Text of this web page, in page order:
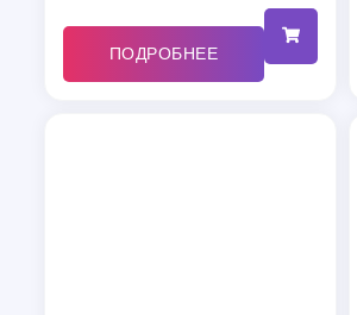
ПОДРОБНЕЕ